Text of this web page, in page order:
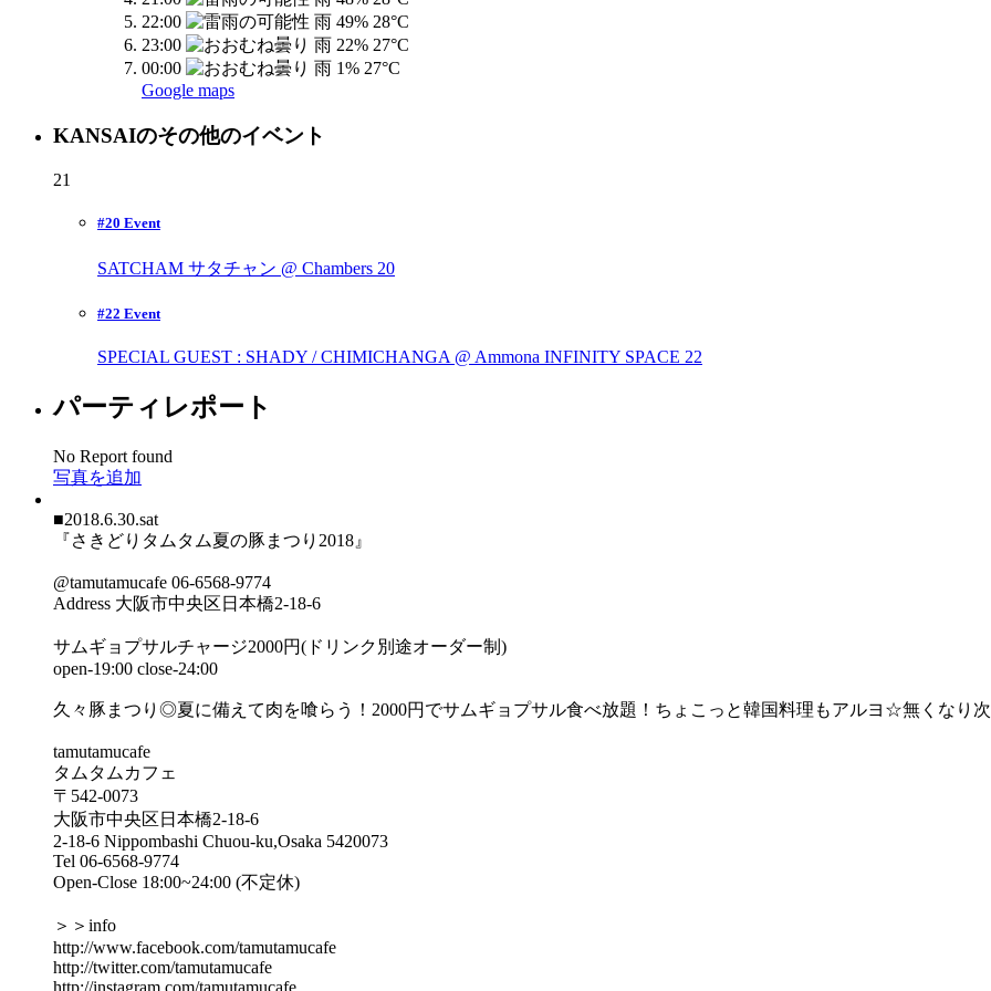
22:00
28°C
23:00
27°C
00:00
27°C
Google maps
KANSAIのその他のイベント
21
#20 Event
SATCHAM サタチャン @ Chambers 20
#22 Event
SPECIAL GUEST : SHADY / CHIMICHANGA @ Ammona INFINITY SPACE 22
パーティレポート
No Report found
写真を追加
■2018.6.30.sat
『さきどりタムタム夏の豚まつり2018』
@tamutamucafe 06-6568-9774
Address 大阪市中央区日本橋2-18-6
サムギョプサルチャージ2000円(ドリンク別途オーダー制)
open-19:00 close-24:00
久々豚まつり◎夏に備えて肉を喰らう！2000円でサムギョプサル食べ放題！ちょこっと韓国料理もアルヨ☆無くなり次
tamutamucafe
タムタムカフェ
〒542-0073
大阪市中央区日本橋2-18-6
2-18-6 Nippombashi Chuou-ku,Osaka 5420073
Tel 06-6568-9774
Open-Close 18:00~24:00 (不定休)
＞＞info
http://www.facebook.com/tamutamucafe
http://twitter.com/tamutamucafe
http://instagram.com/tamutamucafe